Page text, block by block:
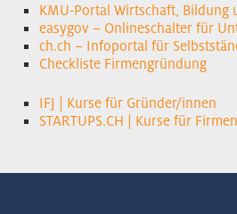
KMU-Portal Wirtschaft, Bildung
easygov – Onlineschalter für
ch.ch – Infoportal für
Checkliste Firmengründung
⁣IFJ | Kurse für Gründer/innen
STARTUPS.CH | Kurse für